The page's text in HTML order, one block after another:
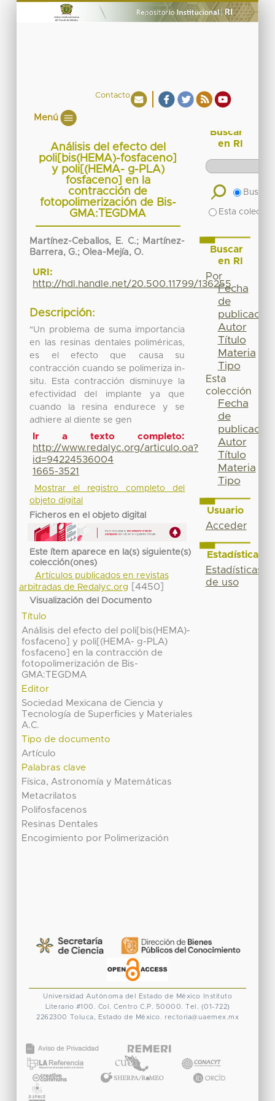
Contacto
Menú
Análisis del efecto del
poli[bis(HEMA)-fosfaceno]
y poli[(HEMA- g-PLA)
fosfaceno] en la
contracción de
fotopolimerización de Bis-
GMA:TEGDMA
Martínez-Ceballos, E. C.; Martínez-
Barrera, G.; Olea-Mejía, O.
URI:
http://hdl.handle.net/20.500.11799/136255
Descripción:
"Un problema de suma importancia
en las resinas dentales poliméricas,
es el efecto que causa su
contracción cuando se polimeriza in-
situ. Esta contracción disminuye la
efectividad del implante ya que
cuando la resina endurece y se
adhiere al diente se gen
Ir a texto completo:
http://www.redalyc.org/articulo.oa?
id=94224536004
1665-3521
Mostrar el registro completo del
objeto digital
Ficheros en el objeto digital
Este ítem aparece en la(s) siguiente(s)
colección(ones)
Artículos publicados en revistas
arbitradas de Redalyc.org
[4450]
Visualización del Documento
Título
Análisis del efecto del poli[bis(HEMA)-
fosfaceno] y poli[(HEMA- g-PLA)
fosfaceno] en la contracción de
fotopolimerización de Bis-
GMA:TEGDMA
Editor
Sociedad Mexicana de Ciencia y
Tecnología de Superficies y Materiales
A.C.
Tipo de documento
Artículo
Palabras clave
Física, Astronomía y Matemáticas
Metacrilatos
Polifosfacenos
Resinas Dentales
Encogimiento por Polimerización
Buscar
en RI
Buscar
Esta
Buscar
en RI
Por
Fecha
de
publicación
Autor
Título
Materia
Tipo
Esta
colección
Fecha
de
publicación
Autor
Título
Materia
Tipo
Usuario
Acceder
Estadísticas
Estadísticas
de uso
Universidad Autónoma del Estado de México
Instituto
Literario #100. Col. Centro C.P. 50000. Tel. (01-722)
2262300 Toluca, Estado de México. rectoria@uaemex.mx